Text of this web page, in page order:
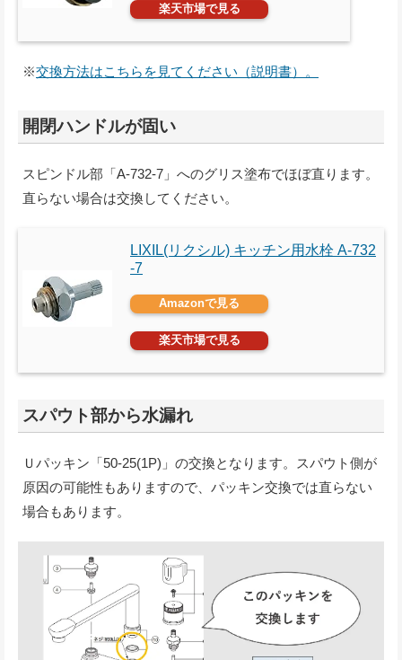
楽天市場で見る
※交換方法はこちらを見てください（説明書）。
開閉ハンドルが固い
スピンドル部「A-732-7」へのグリス塗布でほぼ直ります。
直らない場合は交換してください。
LIXIL(リクシル) キッチン用水栓 A-732
-7
Amazonで見る
楽天市場で見る
スパウト部から水漏れ
Ｕパッキン「50-25(1P)」の交換となります。スパウト側が
原因の可能性もありますので、パッキン交換では直らない
場合もあります。